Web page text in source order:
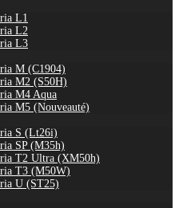
L1
L2
L3
M (C1904)
M2 (S50H)
M4 Aqua
M5 (Nouveauté)
S (Lt26i)
SP (M35h)
T2 Ultra (XM50h)
T3 (M50W)
U (ST25)